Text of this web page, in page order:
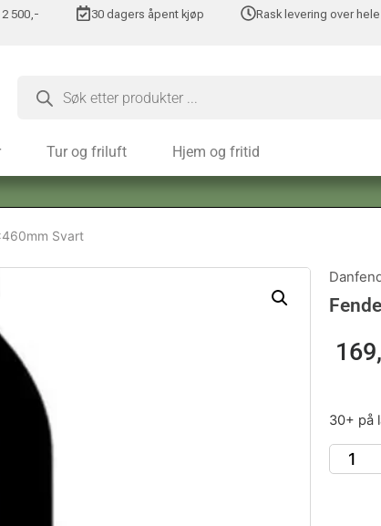
2 500,- 30 dagers åpent kjøp Rask levering over
Tur og friluft Hjem og fritid
Svart
169
30+ på